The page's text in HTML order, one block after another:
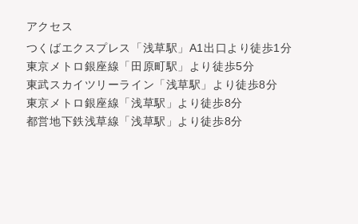
アクセス
つくばエクスプレス「浅草駅」A1出口より徒歩1分
東京メトロ銀座線「田原町駅」より徒歩5分
東武スカイツリーライン「浅草駅」より徒歩8分
東京メトロ銀座線「浅草駅」より徒歩8分
都営地下鉄浅草線「浅草駅」より徒歩8分